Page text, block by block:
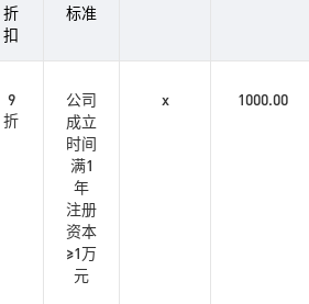
折
扣
标准
9
折
公司
成立
时间
满1
年
注册
资本
≥1万
元
x 1000.00